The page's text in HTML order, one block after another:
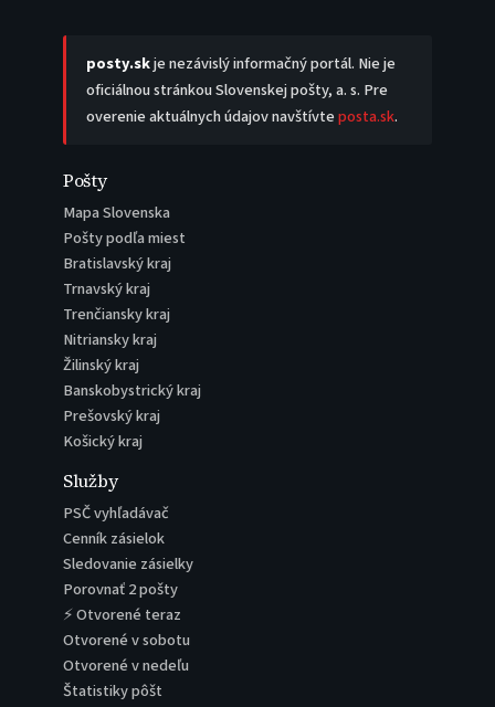
posty.skje nezávislý informačný portál. Nie je
oficiálnou stránkou Slovenskej pošty, a. s. Pre
overenie aktuálnych údajov navštívteposta.sk.
Pošty
Mapa Slovenska
Pošty podľa miest
Bratislavský kraj
Trnavský kraj
Trenčiansky kraj
Nitriansky kraj
Žilinský kraj
Banskobystrický kraj
Prešovský kraj
Košický kraj
Služby
PSČ vyhľadávač
Cenník zásielok
Sledovanie zásielky
Porovnať 2 pošty
⚡ Otvorené teraz
Otvorené v sobotu
Otvorené v nedeľu
Štatistiky pôšt